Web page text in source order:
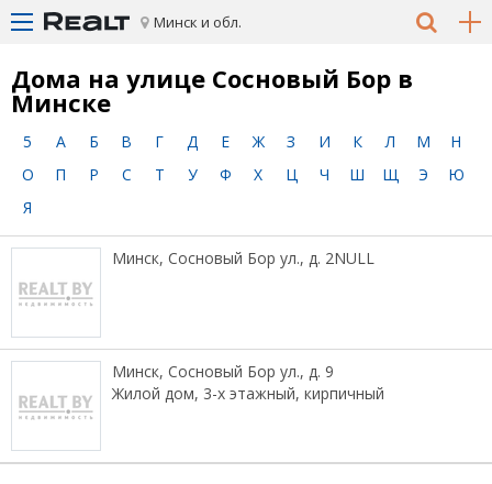
Минск и обл.
Дома на улице Сосновый Бор в
Минске
5 А Б В Г Д Е Ж З И К Л М
Н
О
П Р С Т У Ф Х Ц Ч Ш Щ Э
Ю
Я
Минск, Сосновый Бор ул., д. 2NULL
Минск, Сосновый Бор ул., д. 9
Жилой дом, 3-х этажный, кирпичный